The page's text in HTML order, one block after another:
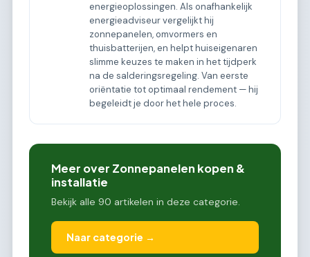
energieoplossingen. Als onafhankelijk
energieadviseur vergelijkt hij
zonnepanelen, omvormers en
thuisbatterijen, en helpt huiseigenaren
slimme keuzes te maken in het tijdperk
na de salderingsregeling. Van eerste
oriëntatie tot optimaal rendement — hij
begeleidt je door het hele proces.
Meer over Zonnepanelen kopen &
installatie
Bekijk alle 90 artikelen in deze categorie.
Naar categorie →